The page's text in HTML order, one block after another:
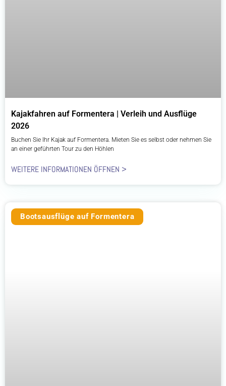
Kajakfahren auf Formentera | Verleih und Ausflüge
2026
Buchen Sie Ihr Kajak auf Formentera. Mieten Sie es selbst oder nehmen Sie
an einer geführten Tour zu den Höhlen
WEITERE INFORMATIONEN ÖFFNEN >
Bootsausflüge auf Formentera